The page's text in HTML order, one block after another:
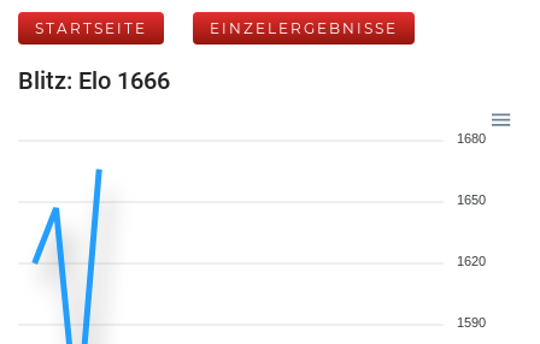
STARTSEITE EINZELERGEBNISSE
Blitz: Elo 1666
1680
1650
1620
1590